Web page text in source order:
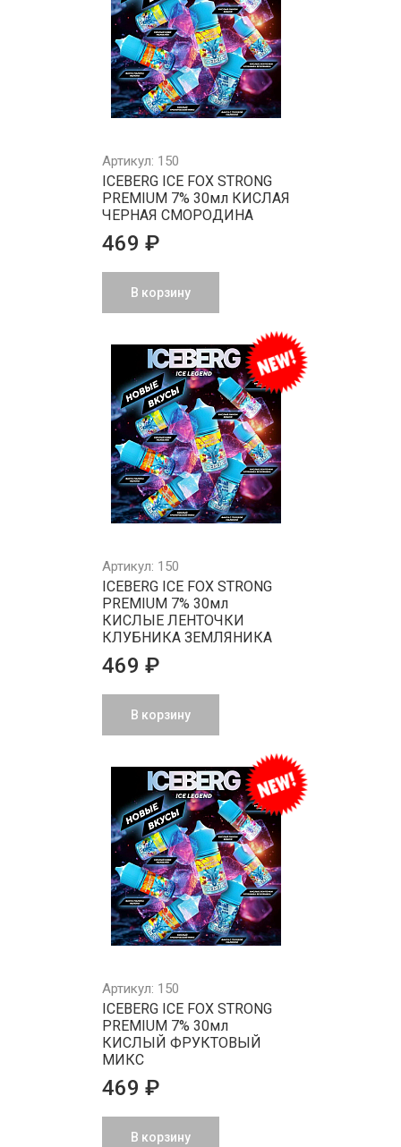
Артикул: 150
ICEBERG ICE FOX STRONG
PREMIUM 7% 30мл КИСЛАЯ
ЧЕРНАЯ СМОРОДИНА
469 ₽
В корзину
Артикул: 150
ICEBERG ICE FOX STRONG
PREMIUM 7% 30мл
КИСЛЫЕ ЛЕНТОЧКИ
КЛУБНИКА ЗЕМЛЯНИКА
469 ₽
В корзину
Артикул: 150
ICEBERG ICE FOX STRONG
PREMIUM 7% 30мл
КИСЛЫЙ ФРУКТОВЫЙ
МИКС
469 ₽
В корзину